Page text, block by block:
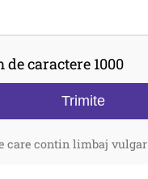
caractere 1000
Trimite
care contin limbaj vulgar